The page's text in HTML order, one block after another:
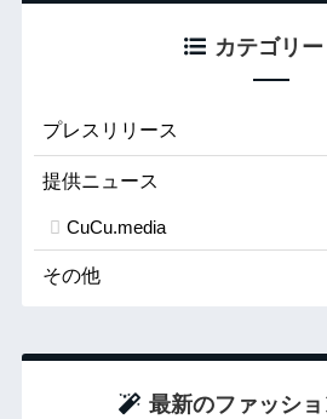
カテゴリー
プレスリリース
提供ニュース
CuCu.media
その他
最新のファッシ